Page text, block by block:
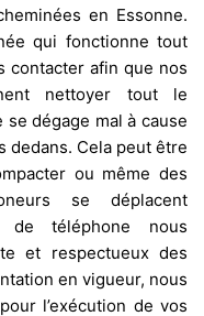
en Essonne.
qui fonctionne tout
contacter afin que nos
nettoyer tout le
dégage mal à cause
dedans. Cela peut être
ou même des
se déplacent
de téléphone nous
et respectueux des
en vigueur, nous
l’exécution de vos